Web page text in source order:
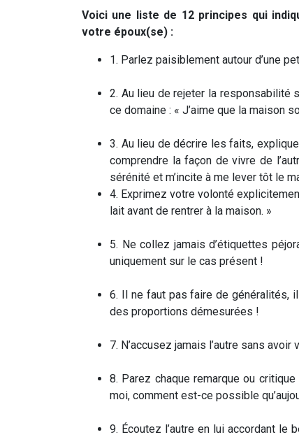
Voici une liste de 12 principes qui
votre époux(se) :
1. Parlez paisiblement autour d’une
2. Au lieu de rejeter la responsabilité
ce domaine : « J’aime que la maison
3. Au lieu de décrire les faits,
comprendre la façon de vivre de
sérénité et m’incite à me lever tôt le
4. Exprimez votre volonté
lait avant de rentrer à la maison. »
5. Ne collez jamais d’étiquettes
uniquement sur le cas présent !
6. Il ne faut pas faire de généralités,
des proportions démesurées !
7. N’accusez jamais l’autre sans
8. Parez chaque remarque ou
moi, comment est-ce possible
9. Écoutez l’autre en lui accordant